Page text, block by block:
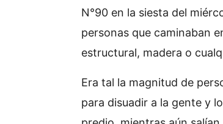
N°90 en la siesta del
personas que caminaban
estructural, madera o
Era tal la magnitud de
para disuadir a la gente y